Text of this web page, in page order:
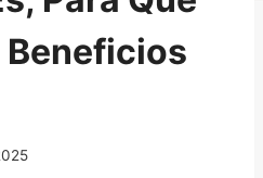
Beneficios